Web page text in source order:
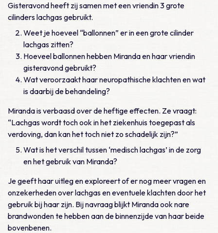
Gisteravond heeft zij samen met een vriendin 3 grote
cilinders lachgas gebruikt.
Weet je hoeveel “ballonnen” er in een grote cilinder
lachgas zitten?
Hoeveel ballonnen hebben Miranda en haar vriendin
gisteravond gebruikt?
Wat veroorzaakt haar neuropathische klachten en wat
is daarbij de behandeling?
Miranda is verbaasd over de heftige effecten. Ze vraagt:
“Lachgas wordt toch ook in het ziekenhuis toegepast als
verdoving, dan kan het toch niet zo schadelijk zijn?”
Wat is het verschil tussen ‘medisch lachgas’ in de zorg
en het gebruik van Miranda?
Je geeft haar uitleg en exploreert of er nog meer vragen en
onzekerheden over lachgas en eventuele klachten door het
gebruik bij haar zijn. Bij navraag blijkt Miranda ook nare
brandwonden te hebben aan de binnenzijde van haar beide
bovenbenen.